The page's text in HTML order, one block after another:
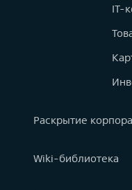
IT-
Раскрытие
Wiki-библиотека